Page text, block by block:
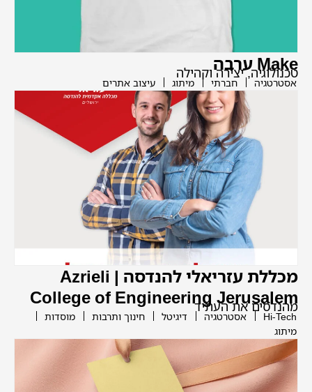
Make ערבה
טכנולוגיה, יצירה וקהילה
אסטרטגיה חברתי מיתוג עיצוב אתרים
מכללת עזריאלי להנדסה | Azrieli
College of Engineering Jerusalem
מהנדסים את העתיד
Hi-Tech אסטרטגיה דיגיטל חינוך ותרבות
מוסדות
מיתוג